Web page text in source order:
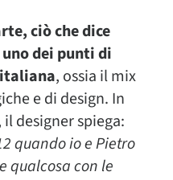
ciò che dice
dei punti di
, ossia il mix
e di design. In
designer spiega:
quando io e Pietro
qualcosa con le